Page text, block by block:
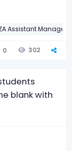
Assistant Manager-
0 302
blank with